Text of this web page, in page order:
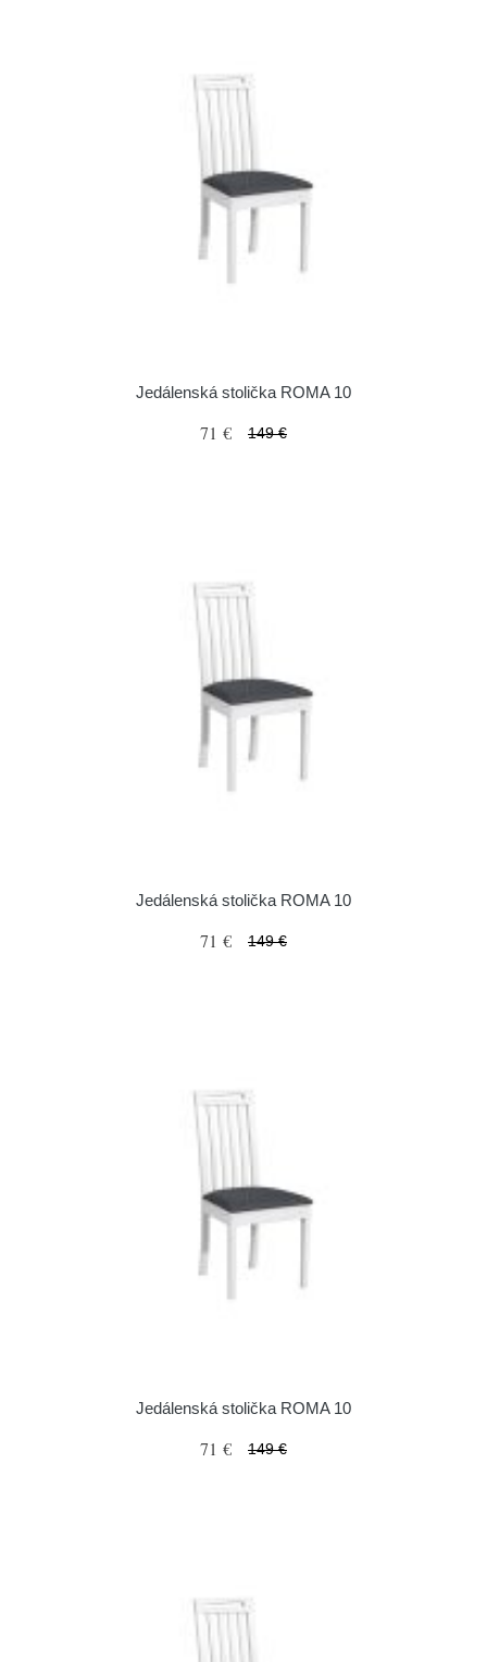
Jedálenská stolička ROMA 10
71 € 149 €
Jedálenská stolička ROMA 10
71 € 149 €
Jedálenská stolička ROMA 10
71 € 149 €